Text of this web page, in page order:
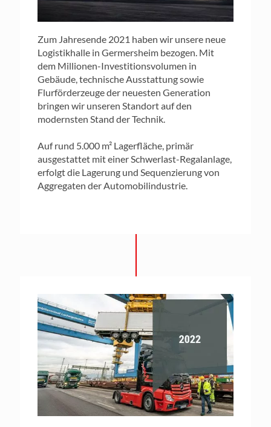
Zum Jahresende 2021 haben wir unsere neue
Logistikhalle in Germersheim bezogen. Mit
dem Millionen-Investitionsvolumen in
Gebäude, technische Ausstattung sowie
Flurförderzeuge der neuesten Generation
bringen wir unseren Standort auf den
modernsten Stand der Technik.
Auf rund 5.000 m² Lagerfläche, primär
ausgestattet mit einer Schwerlast-Regalanlage,
erfolgt die Lagerung und Sequenzierung von
Aggregaten der Automobilindustrie.